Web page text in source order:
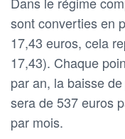
sont converties en
17,43 euros, cela
17,43). Chaque
par an, la baisse
sera de 537 euros
par mois.